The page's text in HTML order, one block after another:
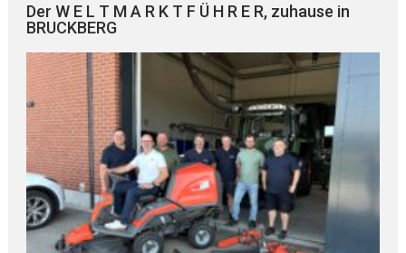
Der W E L T M A R K T F Ü H R E R, zuhause in
BRUCKBERG